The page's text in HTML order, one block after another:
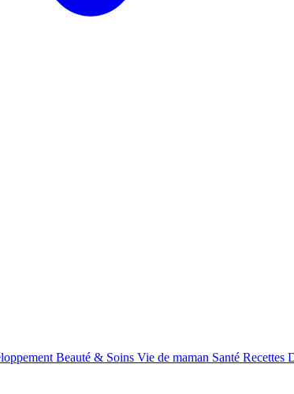
Beauté & Soins Vie de maman Santé Recettes